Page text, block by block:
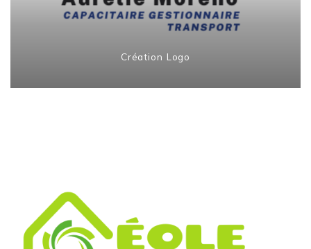
Création Logo